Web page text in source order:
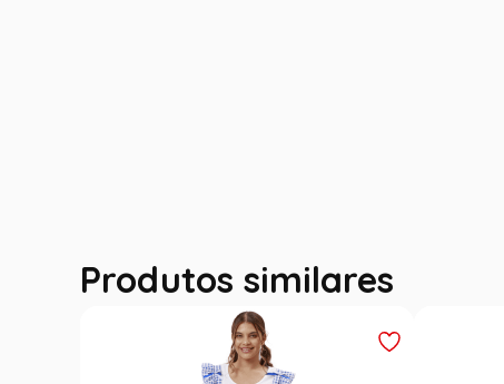
Produtos similares